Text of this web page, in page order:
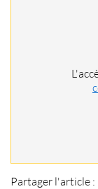
Partager l'article :